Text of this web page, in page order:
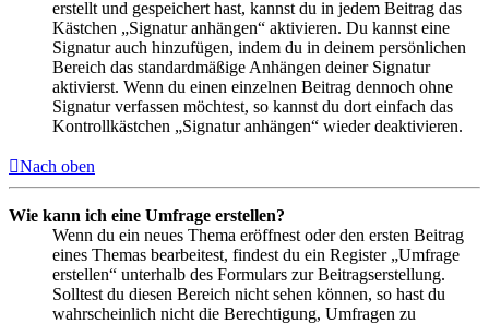
erstellt und gespeichert hast, kannst du in jedem Beitrag das
Kästchen „Signatur anhängen“ aktivieren. Du kannst eine
Signatur auch hinzufügen, indem du in deinem persönlichen
Bereich das standardmäßige Anhängen deiner Signatur
aktivierst. Wenn du einen einzelnen Beitrag dennoch ohne
Signatur verfassen möchtest, so kannst du dort einfach das
Kontrollkästchen „Signatur anhängen“ wieder deaktivieren.
Nach oben
Wie kann ich eine Umfrage erstellen?
Wenn du ein neues Thema eröffnest oder den ersten Beitrag
eines Themas bearbeitest, findest du ein Register „Umfrage
erstellen“ unterhalb des Formulars zur Beitragserstellung.
Solltest du diesen Bereich nicht sehen können, so hast du
wahrscheinlich nicht die Berechtigung, Umfragen zu